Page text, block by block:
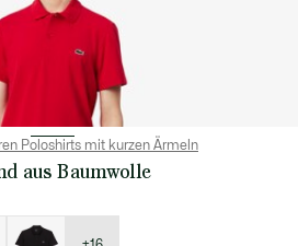
Poloshirts mit kurzen Ärmeln
aus Baumwolle